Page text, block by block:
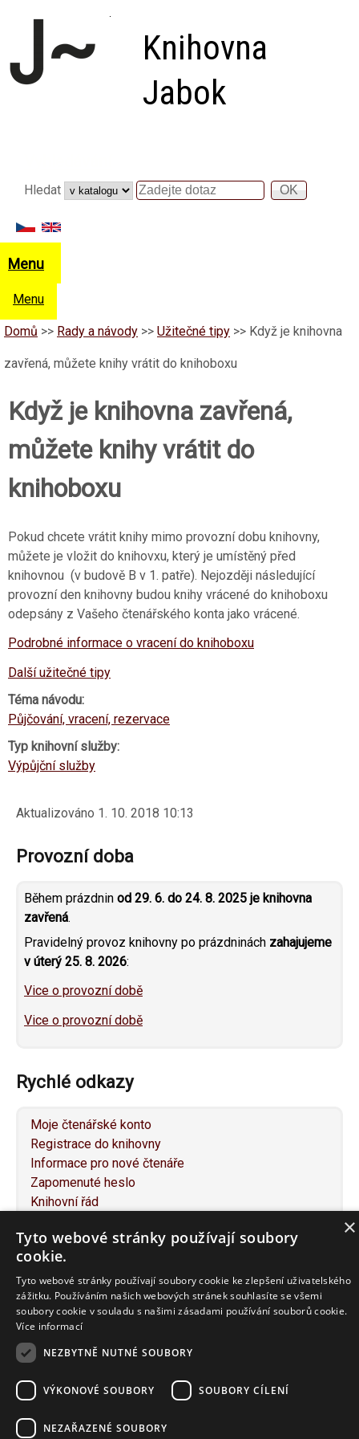
Přejít k hlavnímu obsahu
Knihovna
Jabok
Hledat
Hledat
Menu
Menu
Domů >> Rady a návody >> Užitečné tipy >> Když je knihovna
zavřená, můžete knihy vrátit do knihoboxu
Když je knihovna zavřená,
můžete knihy vrátit do
knihoboxu
Pokud chcete vrátit knihy mimo provozní dobu knihovny,
můžete je vložit do knihovxu, který je umístěný před
knihovnou (v budově B v 1. patře). Nejozději následující
provozní den knihovny budou knihy vrácené do knihoboxu
odepsány z Vašeho čtenářského konta jako vrácené.
Podrobné informace o vracení do knihoboxu
Další užitečné tipy
Téma návodu:
Půjčování, vracení, rezervace
Typ knihovní služby:
Výpůjční služby
Aktualizováno 1. 10. 2018 10:13
Provozní doba
Během prázdnin od 29. 6. do 24. 8. 2025 je knihovna
zavřená.
Pravidelný provoz knihovny po prázdninách zahajujeme
v úterý 25. 8. 2026:
Vice o provozní době
Vice o provozní době
Rychlé odkazy
Moje čtenářské konto
Registrace do knihovny
Informace pro nové čtenáře
Zapomenuté heslo
Knihovní řád
Služby pro osoby se specifickými potřebami
Návrh na nákup knihy
Napište nám
Mapa webu
Prohlášení o přístupnosti
a
P
i
m
© 2016-2020 JABOK – Vyšší odborná škola sociálně
×
Tyto webové stránky používají soubory
cookie.
Tyto webové stránky používají soubory cookie ke zlepšení uživatelského
zážitku. Používáním našich webových stránek souhlasíte se všemi
soubory cookie v souladu s našimi zásadami používání souborů cookie.
Více informací
NEZBYTNĚ NUTNÉ SOUBORY
VÝKONOVÉ SOUBORY SOUBORY CÍLENÍ
NEZAŘAZENÉ SOUBORY